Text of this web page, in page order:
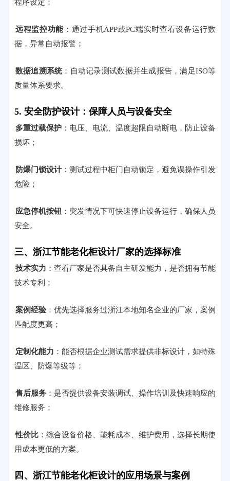
程序设定；
远程监控功能：通过手机APP或PC端实时查看设备运行数
据，异常自动报警；
数据追溯系统：自动记录测试数据并生成报告，满足ISO等
质量体系要求。
5. 安全防护设计：保障人员与设备安全
多重过载保护：电压、电流、温度超限自动断电，防止设备
损坏；
防爆门锁设计：测试过程中柜门自动锁定，避免误操作引发
危险；
应急停机按钮 ：突发情况下可快速停止设备运行，确保人员
安全。
三、浙江节能老化柜设计厂家的选择标准
技术实力 ：查看厂家是否具备自主研发能力，是否拥有节能
技术专利；
案例经验：优先选择服务过浙江本地知名企业的厂家，案例
匹配度更高；
定制化能力 ：能否根据企业测试需求提供非标设计，如特殊
温区、防爆等级等；
售后服务：是否提供设备安装调试、操作培训及快速响应的
维修服务；
性价比：综合设备价格、能耗成本、维护费用，选择长期使
用成本更低的方案。
四、浙江节能老化柜设计的应用场景与案例